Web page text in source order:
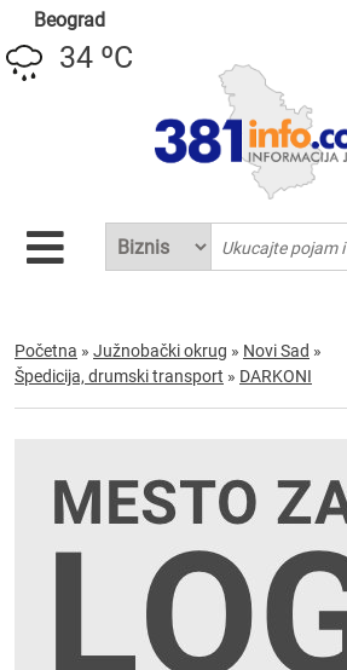
Beograd
34 ºC
Početna » Južnobački okrug » Novi Sad »
Špedicija, drumski transport » DARKONI